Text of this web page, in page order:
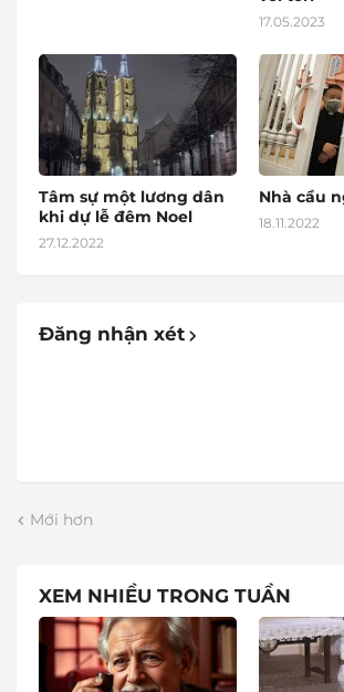
17.05.2023
Tâm sự một lương dân
khi dự lễ đêm Noel
27.12.2022
Nhà cầu
18.11.2022
Đăng nhận xét
Mới hơn
XEM NHIỀU TRONG TUẦN